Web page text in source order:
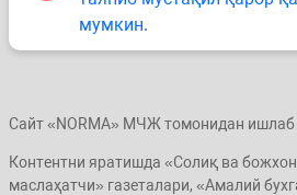
мумкин.
Сайт «NORMA» МЧЖ томонидан ишлаб
Контентни яратишда «Солиқ ва
маслаҳатчи» газеталари, «Амалий